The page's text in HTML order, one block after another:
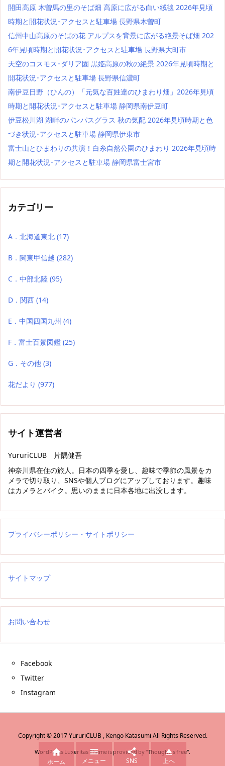
開田高原 木曽馬の里のそば畑 高原に広がる白い絨毯 2026年見頃
時期と開花状況･アクセスと駐車場 長野県木曽町
信州中山高原のそばの花 アルプスを背景に広がる絶景そば畑 202
6年見頃時期と開花状況･アクセスと駐車場 長野県大町市
天空のコスモス･ダリア園 黒姫高原の秋の絶景 2026年見頃時期と
開花状況･アクセスと駐車場 長野県信濃町
南伊豆日野（ひんの）「元気な百姓達のひまわり畑」2026年見頃
時期と開花状況･アクセスと駐車場 静岡県南伊豆町
伊豆松川湖 湖畔のパンパスグラス 秋の気配 2026年見頃時期と色
づき状況･アクセスと駐車場 静岡県伊東市
富士山とひまわりの共演！白糸自然公園のひまわり 2026年見頃時
期と開花状況･アクセスと駐車場 静岡県富士宮市
カテゴリー
A．北海道東北 (17)
B．関東甲信越 (282)
C．中部北陸 (95)
D．関西 (14)
E．中国四国九州 (4)
F．富士百景図鑑 (25)
G．その他 (3)
花だより (977)
サイト運営者
YururiCLUB 片隅健吾
神奈川県在住の旅人。日本の四季を愛し、趣味で季節の風景をカ
メラで切り取り、SNSや個人ブログにアップしております。趣味
はカメラとバイク。思いのままに日本各地に出没します。
プライバシーポリシー・サイトポリシー
サイトマップ
お問い合わせ
Facebook
Twitter
Instagram
Copyright ©2017 YururiCLUB , Kengo Katasumi All Rights Reserved.
WordPress Luxeritas Theme is provided by "Thought is free".

ホーム

メニュー

SNS

上へ